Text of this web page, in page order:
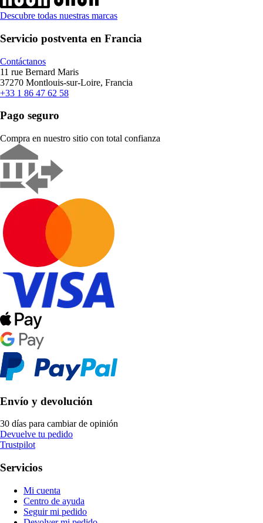
Descubre todas nuestras marcas
Servicio postventa en Francia
Contáctanos
11 rue Bernard Maris
37270 Montlouis-sur-Loire, Francia
+33 1 86 47 62 58
Pago seguro
Compra en nuestro sitio con total confianza
Envío y devolución
30 días para cambiar de opinión
Devuelve tu pedido
Trustpilot
Servicios
Mi cuenta
Centro de ayuda
Seguir mi pedido